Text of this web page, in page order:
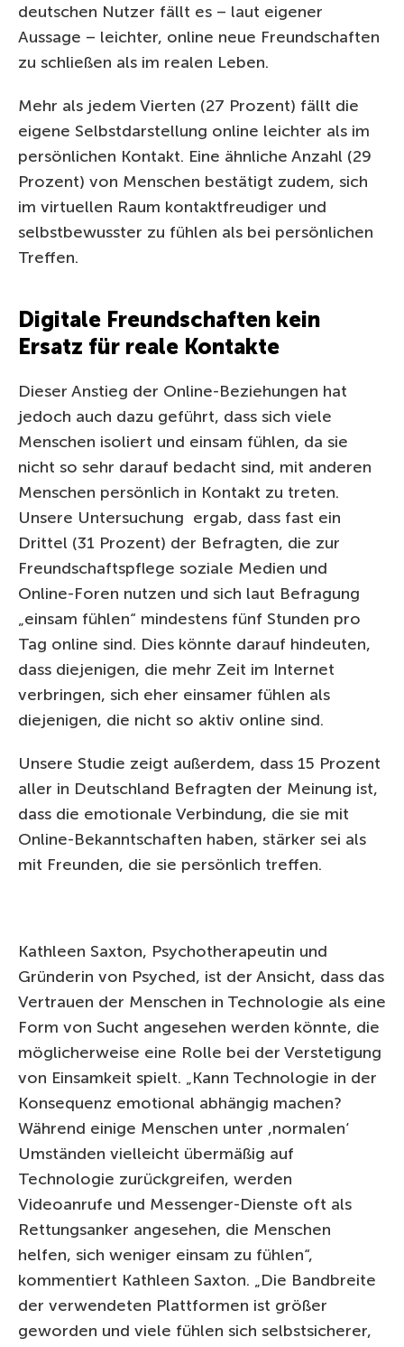
deutschen Nutzer fällt es – laut eigener
Aussage – leichter, online neue Freundschaften
zu schließen als im realen Leben.
Mehr als jedem Vierten (27 Prozent) fällt die
eigene Selbstdarstellung online leichter als im
persönlichen Kontakt. Eine ähnliche Anzahl (29
Prozent) von Menschen bestätigt zudem, sich
im virtuellen Raum kontaktfreudiger und
selbstbewusster zu fühlen als bei persönlichen
Treffen.
Digitale Freundschaften kein
Ersatz für reale Kontakte
Dieser Anstieg der Online-Beziehungen hat
jedoch auch dazu geführt, dass sich viele
Menschen isoliert und einsam fühlen, da sie
nicht so sehr darauf bedacht sind, mit anderen
Menschen persönlich in Kontakt zu treten.
Unsere Untersuchung ergab, dass fast ein
Drittel (31 Prozent) der Befragten, die zur
Freundschaftspflege soziale Medien und
Online-Foren nutzen und sich laut Befragung
„einsam fühlen“ mindestens fünf Stunden pro
Tag online sind. Dies könnte darauf hindeuten,
dass diejenigen, die mehr Zeit im Internet
verbringen, sich eher einsamer fühlen als
diejenigen, die nicht so aktiv online sind.
Unsere Studie zeigt außerdem, dass 15 Prozent
aller in Deutschland Befragten der Meinung ist,
dass die emotionale Verbindung, die sie mit
Online-Bekanntschaften haben, stärker sei als
mit Freunden, die sie persönlich treffen.
Kathleen Saxton, Psychotherapeutin und
Gründerin von Psyched, ist der Ansicht, dass das
Vertrauen der Menschen in Technologie als eine
Form von Sucht angesehen werden könnte, die
möglicherweise eine Rolle bei der Verstetigung
von Einsamkeit spielt. „Kann Technologie in der
Konsequenz emotional abhängig machen?
Während einige Menschen unter ,normalen‘
Umständen vielleicht übermäßig auf
Technologie zurückgreifen, werden
Videoanrufe und Messenger-Dienste oft als
Rettungsanker angesehen, die Menschen
helfen, sich weniger einsam zu fühlen“,
kommentiert Kathleen Saxton. „Die Bandbreite
der verwendeten Plattformen ist größer
geworden und viele fühlen sich selbstsicherer,